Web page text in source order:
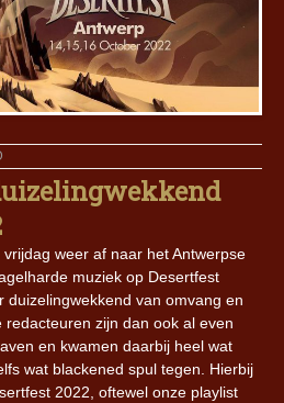
weer af naar het Antwerpse
muziek op Desertfest
duizelingwekkend van omvang en
zijn dan ook al even
en kwamen daarbij heel wat
wat blackened spul tegen. Hierbij
2022, oftewel onze playlist